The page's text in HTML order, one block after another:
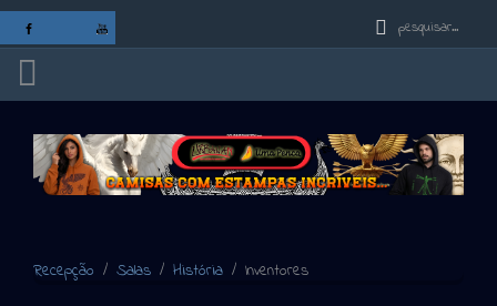
Recepção Salas História Inventores